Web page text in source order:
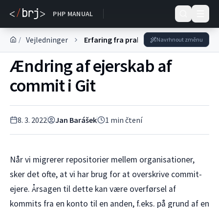
PHP MANUAL
DOKUMENTACE
/ Vejledninger Erfaring fra praksis Navrhnout změnu
Ændring af ejerskab af
commit i Git
8. 3. 2022 Jan Barášek 1 min čtení
Når vi migrerer repositorier mellem organisationer,
sker det ofte, at vi har brug for at overskrive commit-
ejere. Årsagen til dette kan være overførsel af
kommits fra en konto til en anden, f.eks. på grund af en